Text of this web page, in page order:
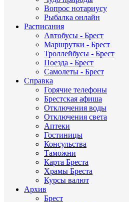
Вопрос нотариусу
Рыбалка онлайн
Расписания
Автобусы - Брест
Маршрутки - Брест
Троллейбусы - Брест
Поезда - Брест
Самолеты - Брест
Справка
Горячие телефоны
Брестская афиша
Отключения воды
Отключения света
Аптеки
Гостиницы
Консульства
Таможни
Карта Бреста
Храмы Бреста
Курсы валют
Архив
Брест